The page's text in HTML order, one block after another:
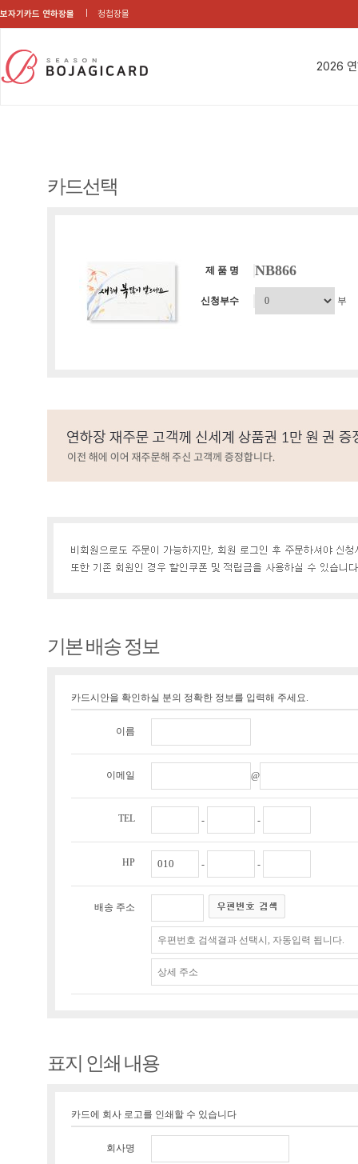
보자기카드 연하장몰 청첩장몰
2026
카드선택
제 품 명 NB866
신청부수 부
기본 배송 정보
카드시안을 확인하실 분의 정확한 정보를 입력해 주세요.
이름
이메일 @
TEL - -
HP - -
배송 주소
표지 인쇄 내용
카드에 회사 로고를 인쇄할 수 있습니다
회사명